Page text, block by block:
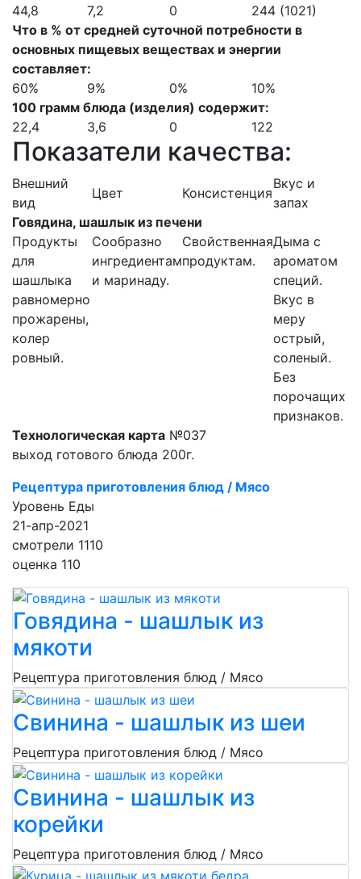
44,8
7,2 0
244 (1021)
Что в % от средней суточной потребности в
основных пищевых веществах и энергии
составляет:
60%
9% 0%
10%
100 грамм блюда (изделия) содержит:
22,4
3,6 0 122
Показатели качества:
Внешний
вид
Цвет Консистенция
Вкус и
запах
Говядина, шашлык из печени
Продукты
для
шашлыка
равномерно
прожарены,
колер
ровный.
Сообразно
ингредиентам
и маринаду.
Свойственная
продуктам.
Дыма с
ароматом
специй.
Вкус в
меру
острый,
соленый.
Без
порочащих
признаков.
Технологическая карта №037
выход готового блюда 200г.
Рецептура приготовления блюд / Мясо
Уровень Еды
21-апр-2021
смотрели 1110
оценка 110
Говядина - шашлык из
мякоти
Рецептура приготовления блюд / Мясо
Свинина - шашлык из шеи
Рецептура приготовления блюд / Мясо
Свинина - шашлык из
корейки
Рецептура приготовления блюд / Мясо